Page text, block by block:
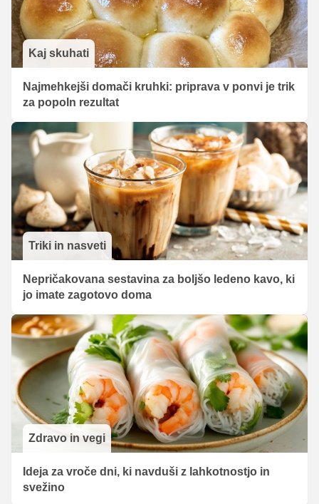
Kaj skuhati
Najmehkejši domači kruhki: priprava v ponvi je trik
za popoln rezultat
Triki in nasveti
Nepričakovana sestavina za boljšo ledeno kavo, ki
jo imate zagotovo doma
Zdravo in vegi
Ideja za vroče dni, ki navduši z lahkotnostjo in
svežino